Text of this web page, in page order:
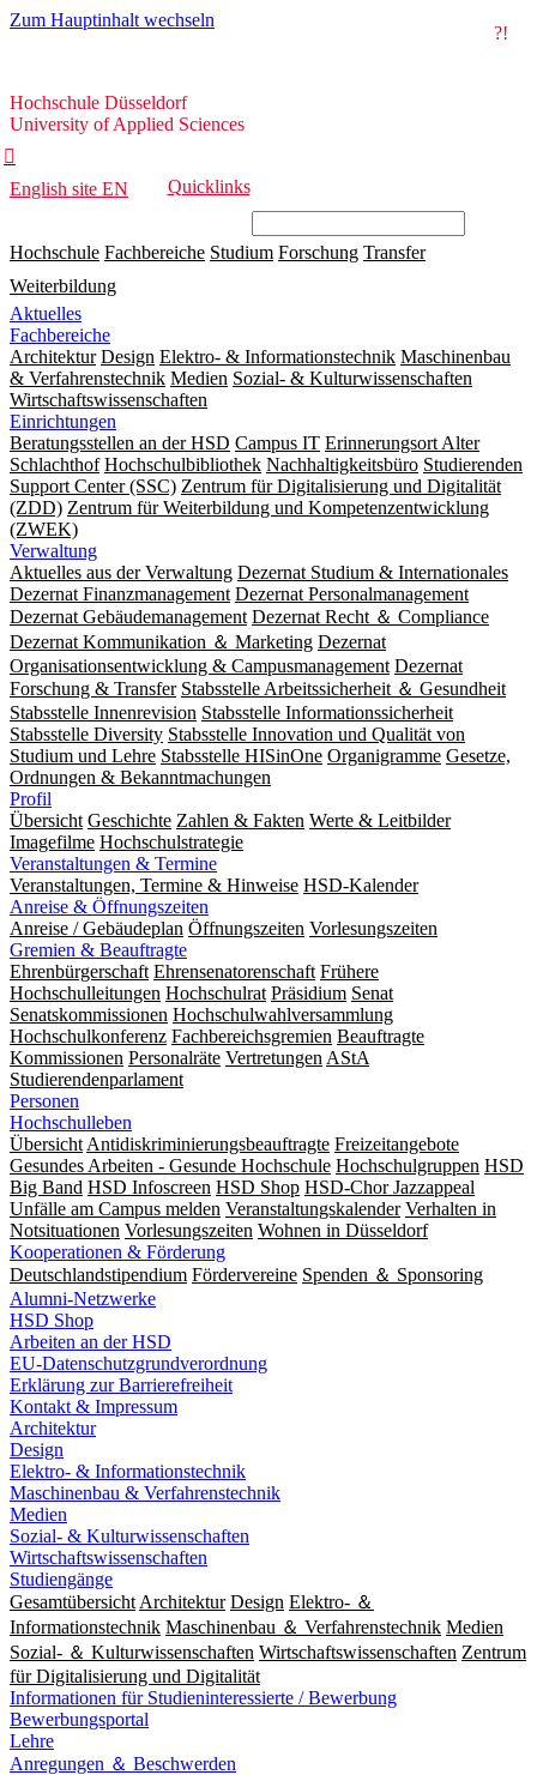
Zum Hauptinhalt wechseln
?!
Hochschule
Düsseldorf
Hochschule Düsseldorf
University of Applied Sciences

English site EN Quicklinks
Hochschule Fachbereiche Studium Forschung Transfer
Weiterbildung
Aktuelles
Fachbereiche
Architektur Design Elektro- & Informationstechnik Maschinenbau
& Verfahrenstechnik Medien Sozial- & Kulturwissenschaften
Wirtschaftswissenschaften
Einrichtungen
Beratungsstellen an der HSD Campus IT Erinnerungsort Alter
Schlachthof Hochschulbibliothek Nachhaltigkeitsbüro Studierenden
Support Center (SSC) Zentrum für Digitalisierung und Digitalität
(ZDD) Zentrum für Weiterbildung und Kompetenzentwicklung
(ZWEK)
Verwaltung
Aktuelles aus der Verwaltung Dezernat Studium & Internationales
Dezernat Finanzmanagement Dezernat Personalmanagement
Dezernat Gebäudemanagement Dezernat Recht ＆ Compliance
Dezernat Kommunikation ＆ Marketing Dezernat
Organisationsentwicklung & Campusmanagement Dezernat
Forschung & Transfer Stabsstelle Arbeitssicherheit ＆ Gesundheit
Stabsstelle Innenrevision Stabsstelle In­for­ma­ti­ons­sicher­heit
Stabsstelle Diversity Stabsstelle Innovation und Qualität von
Studium und Lehre Stabsstelle HISinOne Organigramme Gesetze,
Ordnungen & Bekanntmachungen
Profil
Übersicht Geschichte Zahlen & Fakten Werte & Leitbilder
Imagefilme Hochschulstrategie
Veranstaltungen & Termine
Veranstaltungen, Termine & Hinweise HSD-Kalender
Anreise & Öffnungszeiten
Anreise / Gebäudeplan Öffnungszeiten Vorlesungszeiten
Gremien & Beauftragte
Ehrenbürgerschaft Ehrensenatorenschaft Frühere
Hochschulleitungen Hochschulrat Präsidium Senat
Senatskommissionen Hochschulwahlversammlung
Hochschulkonferenz Fachbereichsgremien Beauftragte
Kommissionen Personalräte Vertretungen AStA
Studierendenparlament
Personen
Hochschulleben
Übersicht Antidiskriminierungsbeauftragte Freizeitangebote
Gesundes Arbeiten - Gesunde Hochschule Hochschulgruppen HSD
Big Band HSD Infoscreen HSD Shop HSD-Chor Jazzappeal
Unfälle am Campus melden Veranstaltungskalender Verhalten in
Notsituationen Vorlesungszeiten Wohnen in Düsseldorf
Kooperationen & Förderung
Deutschlandstipendium Fördervereine Spenden ＆ Sponsoring
Alumni-Netzwerke
HSD Shop
Arbeiten an der HSD
EU-Datenschutzgrundverordnung
Erklärung zur Barrierefreiheit
Kontakt & Impressum
Architektur
Design
Elektro- & Informationstechnik
Maschinenbau & Verfahrenstechnik
Medien
Sozial- & Kulturwissenschaften
Wirtschaftswissenschaften
Studiengänge
Gesamtübersicht Architektur Design Elektro- ＆
Informationstechnik Maschinenbau ＆ Verfahrenstechnik Medien
Sozial- ＆ Kulturwissenschaften Wirtschaftswissenschaften Zentrum
für Digitalisierung und Digitalität
Informationen für Studieninteressierte / Bewerbung
Bewerbungsportal
Lehre
Anregungen ＆ Beschwerden